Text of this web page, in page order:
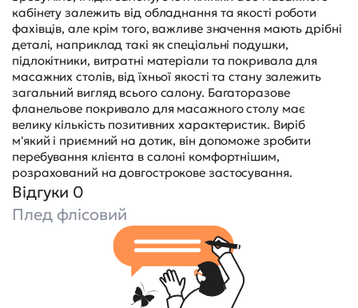
кабінету залежить від обладнання та якості роботи
фахівців, але крім того, важливе значення мають дрібні
деталі, наприклад такі як спеціальні подушки,
підлокітники, витратні матеріали та покривала для
масажних столів, від їхньої якості та стану залежить
загальний вигляд всього салону. Багаторазове
фланельове покривало для масажного столу має
велику кількість позитивних характеристик. Виріб
м'який і приємний на дотик, він допоможе зробити
перебування клієнта в салоні комфортнішим,
розрахований на довгострокове застосування.
Відгуки 0
Плед флісовий